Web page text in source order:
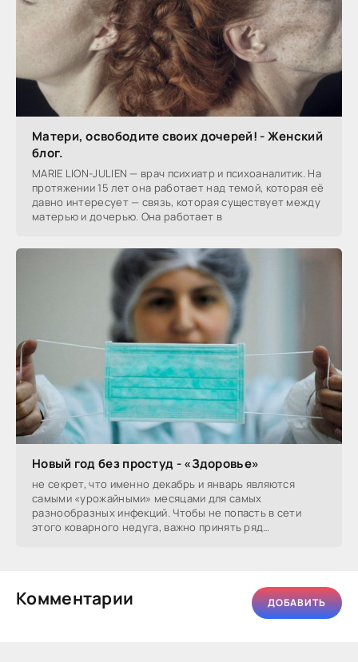
Матери, освободите своих дочерей! - Женский
блог.
MARIE LION-JULIEN — врач психиатр и психоаналитик. На
протяжении 15 лет она работает над темой, которая её
давно интересует — связь, которая существует между
матерью и дочерью. Она работает в
Новый год без простуд - «Здоровье»
не секрет, что именно декабрь и январь являются
самыми «урожайными» месяцами для самых
разнообразных инфекций. Чтобы не попасть в сети
этого коварного недуга, важно принять ряд
Комментарии ДОБАВИТЬ